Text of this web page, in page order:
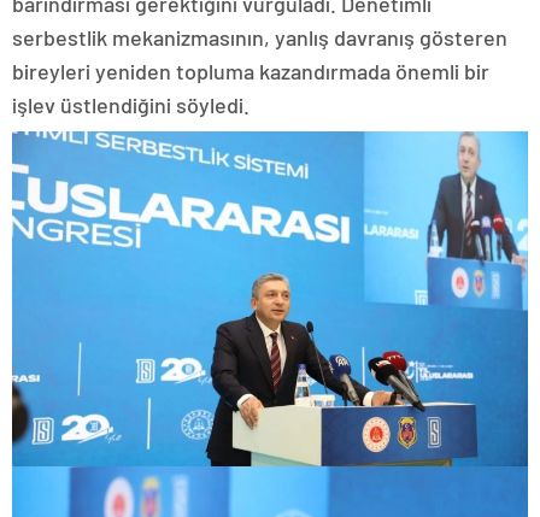
serbestlik mekanizmasının, yanlış davranış gösteren
bireyleri yeniden topluma kazandırmada önemli bir
işlev üstlendiğini söyledi.